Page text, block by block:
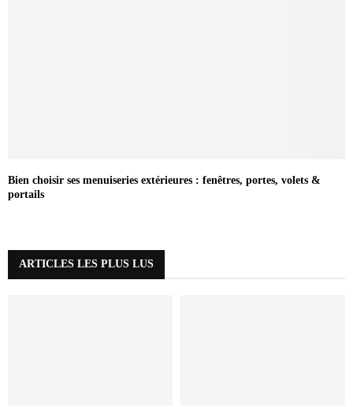
Bien choisir ses menuiseries extérieures : fenêtres, portes, volets &
portails
ARTICLES LES PLUS LUS